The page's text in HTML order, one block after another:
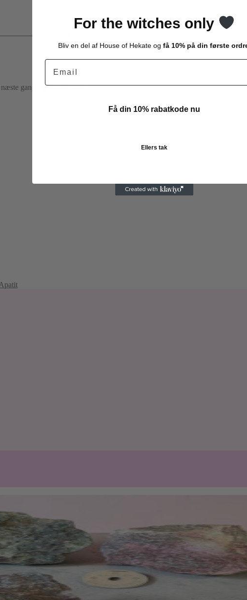
gang jeg kommenterer.
For the witches only
Bliv en del af House of Hekate og få 10% på din første
Email
Få din 10% rabatkode nu
Ellers tak